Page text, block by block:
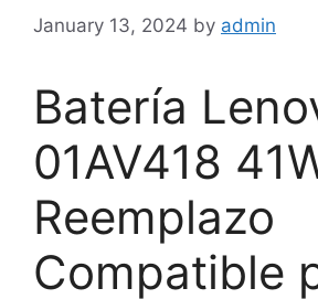
January 13, 2024 by admin
Batería
01AV418
Reemplazo
Compatible